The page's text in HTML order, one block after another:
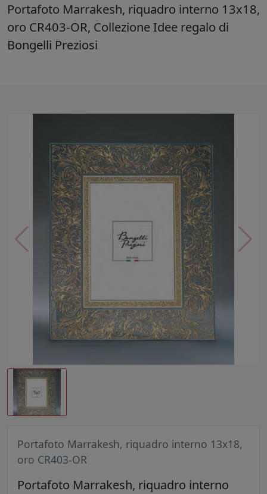
Portafoto Marrakesh, riquadro interno 13x18,
oro CR403-OR, Collezione Idee regalo di
Bongelli Preziosi
Portafoto Marrakesh, riquadro interno 13x18,
oro CR403-OR
Portafoto Marrakesh, riquadro interno